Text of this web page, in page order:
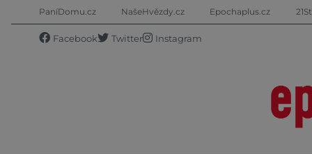
PaníDomu.cz NašeHvězdy.cz Epochaplus.cz
Facebook Twitter Instagram